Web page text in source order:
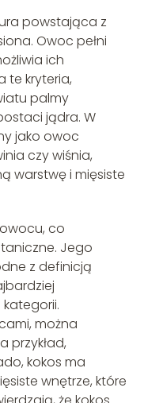
powstająca z
Owoc pełni
ich
te kryteria,
palmy
jądra. W
jako owoc
czy wiśnia,
warstwę i mięsiste
co
Jego
z definicją
można
przykład,
kokos ma
wnętrze, które